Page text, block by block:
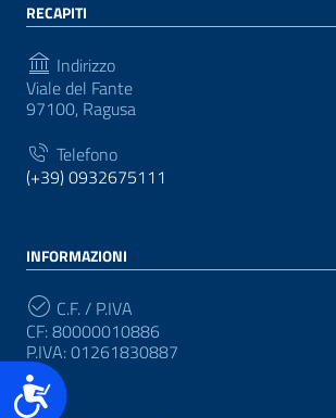
Accessibilità
RECAPITI
Indirizzo
Viale del Fante
97100, Ragusa
Telefono
(+39) 0932675111
INFORMAZIONI
C.F. / P.IVA
CF: 80000010886
P.IVA: 01261830887